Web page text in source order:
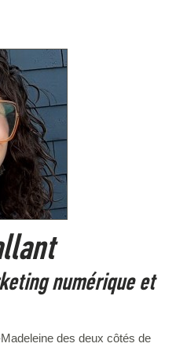
numérique et
des deux côtés de